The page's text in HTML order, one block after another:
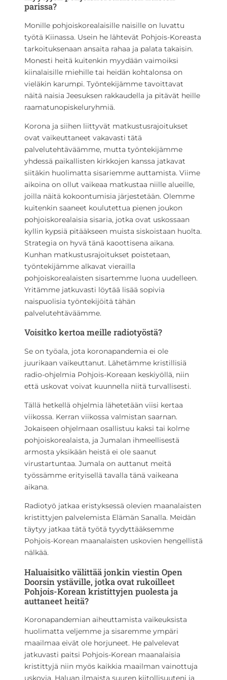
parissa?
Monille pohjoiskorealaisille naisille on luvattu
työtä Kiinassa. Usein he lähtevät Pohjois-Koreasta
tarkoituksenaan ansaita rahaa ja palata takaisin.
Monesti heitä kuitenkin myydään vaimoiksi
kiinalaisille miehille tai heidän kohtalonsa on
vieläkin karumpi. Työntekijämme tavoittavat
näitä naisia Jeesuksen rakkaudella ja pitävät heille
raamatunopiskeluryhmiä.
Korona ja siihen liittyvät matkustusrajoitukset
ovat vaikeuttaneet vakavasti tätä
palvelutehtäväämme, mutta työntekijämme
yhdessä paikallisten kirkkojen kanssa jatkavat
siitäkin huolimatta sisariemme auttamista. Viime
aikoina on ollut vaikeaa matkustaa niille alueille,
joilla näitä kokoontumisia järjestetään. Olemme
kuitenkin saaneet koulutettua pienen joukon
pohjoiskorealaisia sisaria, jotka ovat uskossaan
kyllin kypsiä pitääkseen muista siskoistaan huolta.
Strategia on hyvä tänä kaoottisena aikana.
Kunhan matkustusrajoitukset poistetaan,
työntekijämme alkavat vierailla
pohjoiskorealaisten sisartemme luona uudelleen.
Yritämme jatkuvasti löytää lisää sopivia
naispuolisia työntekijöitä tähän
palvelutehtäväämme.
Voisitko kertoa meille radiotyöstä?
Se on työala, jota koronapandemia ei ole
juurikaan vaikeuttanut. Lähetämme kristillisiä
radio-ohjelmia Pohjois-Koreaan keskiyöllä, niin
että uskovat voivat kuunnella niitä turvallisesti.
Tällä hetkellä ohjelmia lähetetään viisi kertaa
viikossa. Kerran viikossa valmistan saarnan.
Jokaiseen ohjelmaan osallistuu kaksi tai kolme
pohjoiskorealaista, ja Jumalan ihmeellisestä
armosta yksikään heistä ei ole saanut
virustartuntaa. Jumala on auttanut meitä
työssämme erityisellä tavalla tänä vaikeana
aikana.
Radiotyö jatkaa eristyksessä olevien maanalaisten
kristittyjen palvelemista Elämän Sanalla. Meidän
täytyy jatkaa tätä työtä tyydyttääksemme
Pohjois-Korean maanalaisten uskovien hengellistä
nälkää.
Haluaisitko välittää jonkin viestin Open
Doorsin ystäville, jotka ovat rukoilleet
Pohjois-Korean kristittyjen puolesta ja
auttaneet heitä?
Koronapandemian aiheuttamista vaikeuksista
huolimatta veljemme ja sisaremme ympäri
maailmaa eivät ole horjuneet. He palvelevat
jatkuvasti paitsi Pohjois-Korean maanalaisia
kristittyjä niin myös kaikkia maailman vainottuja
uskovia. Haluan ilmaista suuren kiitollisuuteni ja